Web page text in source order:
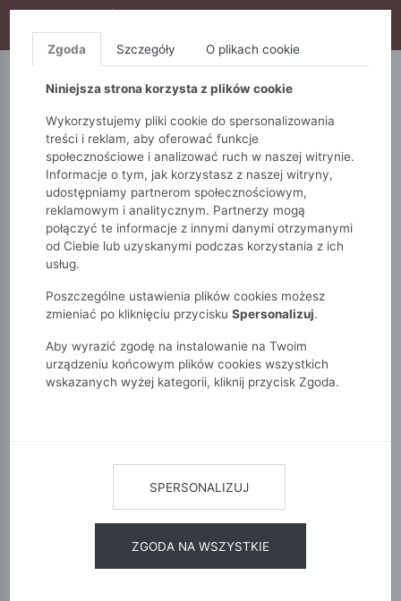
S10), DODATKOWE 15% ZA 3SZT (KOD: S15)
5.10.15. QUIOSQUE
Monnari Zobacz wszystko Spodnie
Na co dzień
Spodnie dresowe z wiązaniem
Zgoda Szczegóły O plikach cookie
Niniejsza strona korzysta z plików cookie
Wykorzystujemy pliki cookie do spersonalizowania
treści i reklam, aby oferować funkcje
społecznościowe i analizować ruch w naszej witrynie.
Informacje o tym, jak korzystasz z naszej witryny,
udostępniamy partnerom społecznościowym,
reklamowym i analitycznym. Partnerzy mogą
połączyć te informacje z innymi danymi otrzymanymi
od Ciebie lub uzyskanymi podczas korzystania z ich
usług.
Poszczególne ustawienia plików cookies możesz
zmieniać po kliknięciu przycisku Spersonalizuj.
Aby wyrazić zgodę na instalowanie na Twoim
urządzeniu końcowym plików cookies wszystkich
wskazanych wyżej kategorii, kliknij przycisk Zgoda.
SPERSONALIZUJ
ZGODA NA WSZYSTKIE